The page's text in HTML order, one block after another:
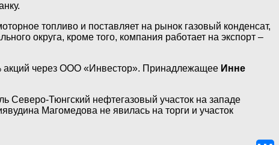
топливо и поставляет на рынок газовый конденсат,
округа, кроме того, компания работает на экспорт –
акций через ООО «Инвестор». Принадлежащее Инне
Северо-Тюнгский нефтегазовый участок на западе
Магомедова не явилась на торги и участок